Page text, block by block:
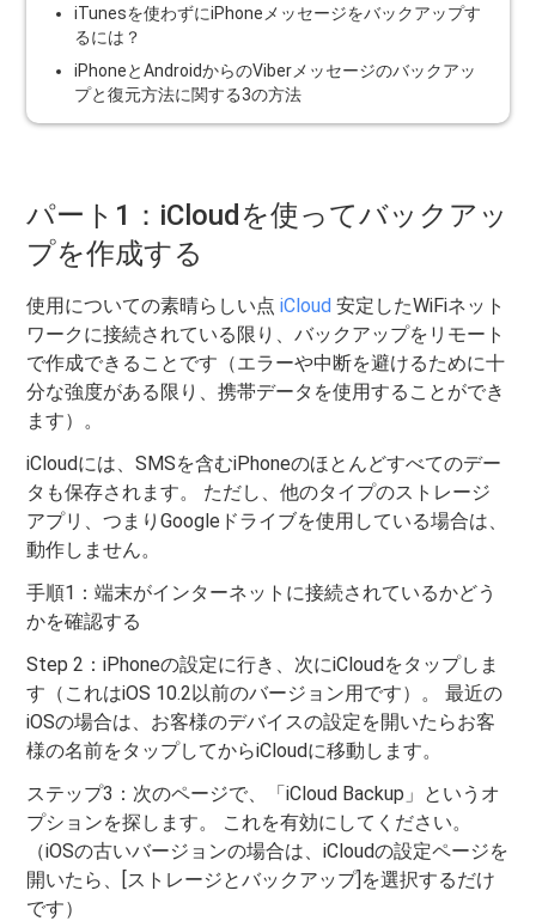
iTunesを使わずにiPhoneメッセージをバックアップす
るには？
iPhoneとAndroidからのViberメッセージのバックアッ
プと復元方法に関する3の方法
パート1：iCloudを使ってバックアッ
プを作成する
使用についての素晴らしい点iCloud 安定したWiFiネット
ワークに接続されている限り、バックアップをリモート
で作成できることです（エラーや中断を避けるために十
分な強度がある限り、携帯データを使用することができ
ます）。
iCloudには、SMSを含むiPhoneのほとんどすべてのデー
タも保存されます。 ただし、他のタイプのストレージ
アプリ、つまりGoogleドライブを使用している場合は、
動作しません。
手順1：端末がインターネットに接続されているかどう
かを確認する
Step 2：iPhoneの設定に行き、次にiCloudをタップしま
す（これはiOS 10.2以前のバージョン用です）。 最近の
iOSの場合は、お客様のデバイスの設定を開いたらお客
様の名前をタップしてからiCloudに移動します。
ステップ3：次のページで、「iCloud Backup」というオ
プションを探します。 これを有効にしてください。
（iOSの古いバージョンの場合は、iCloudの設定ページを
開いたら、[ストレージとバックアップ]を選択するだけ
です）